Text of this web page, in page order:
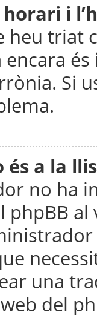
i
heu triat
encara
Si
és a la
no ha
phpBB
una
del